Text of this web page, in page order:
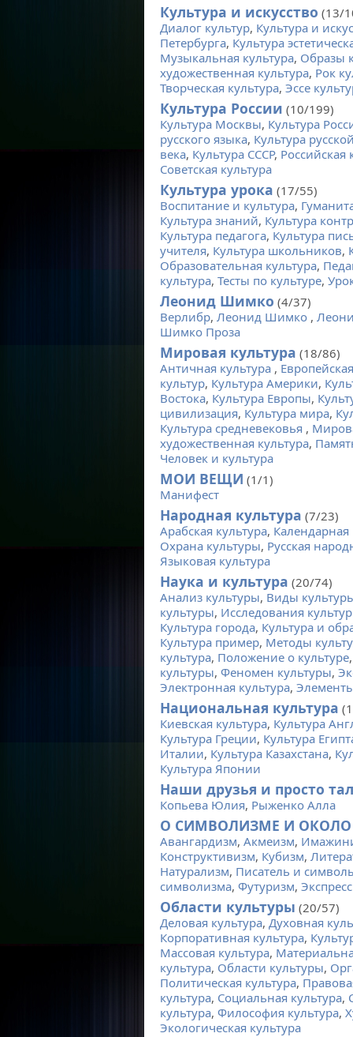
Культура и искусство (13/
Диалог культур, Культура и
Петербурга, Культура
Музыкальная культура, Образы
художественная культура, Рок
Творческая культура, Эссе
Культура России (10/199)
Культура Москвы, Культура
русского языка, Культура
века, Культура СССР, Российская
Советская культура
Культура урока (17/55)
Воспитание и культура,
Культура знаний, Культура
Культура педагога, Культура
учителя, Культура школьников,
Образовательная культура,
культура, Тесты по культуре,
Леонид Шимко (4/37)
Верлибр, Леонид Шимко ,
Шимко Проза
Мировая культура (18/86)
Античная культура ,
культур, Культура Америки,
Востока, Культура Европы,
цивилизация, Культура мира,
Культура средневековья ,
художественная культура,
Человек и культура
МОИ ВЕЩИ (1/1)
Манифест
Народная культура (7/23)
Арабская культура, Календарная
Охрана культуры, Русская
Языковая культура
Наука и культура (20/74)
Анализ культуры, Виды
культуры, Исследования
Культура города, Культура и
Культура пример, Методы
культура, Положение о культуре
культуры, Феномен культуры,
Электронная культура,
Национальная культура
Киевская культура, Культура
Культура Греции, Культура
Италии, Культура Казахстана,
Культура Японии
Наши друзья и просто
Копьева Юлия, Рыженко Алла
О СИМВОЛИЗМЕ И ОКОЛО
Авангардизм, Акмеизм,
Конструктивизм, Кубизм,
Натурализм, Писатель и
символизма, Футуризм,
Области культуры (20/57)
Деловая культура, Духовная
Корпоративная культура,
Массовая культура,
культура, Области культуры,
Политическая культура,
культура, Социальная культура,
культура, Философия культура,
Экологическая культура